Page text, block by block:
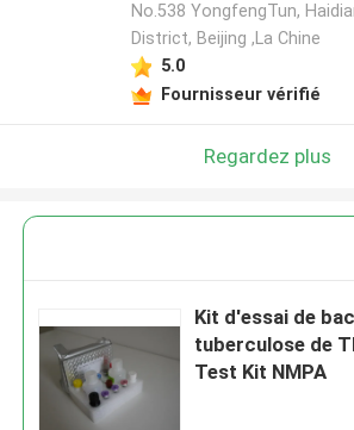
No.538 YongfengTun,
District, Beijing ,La Chine
5.0
Fournisseur vérifié
Regardez plus
Kit d'essai de
tuberculose de
Test Kit NMPA